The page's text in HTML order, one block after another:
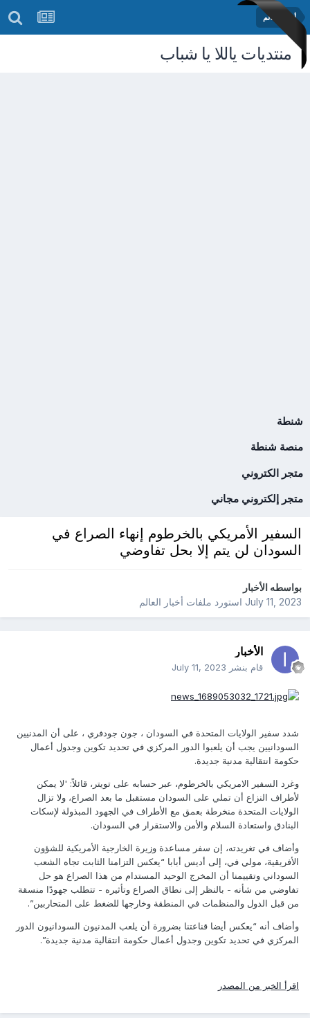
أخبار العالم
منتديات ياللا يا شباب
شنطة
منصة شنطة
متجر الكتروني
متجر إلكتروني مجاني
السفير الأمريكي بالخرطوم إنهاء الصراع في
السودان لن يتم إلا بحل تفاوضي
بواسطهالأخبار
July 11, 2023استورد ملفات أخبار العالم
الأخبار
قام بنشر July 11, 2023
شدد سفير الولايات المتحدة في السودان ، جون جودفري ، على أن المدنيين
السودانيين يجب أن يلعبوا الدور المركزي في تحديد تكوين وجدول أعمال
حكومة انتقالية مدنية جديدة.
وغرد السفير الامريكي بالخرطوم، عبر حسابه على تويتر، قائلاً: 'لا يمكن
لأطراف النزاع أن تملي على السودان مستقبل ما بعد الصراع، ولا تزال
الولايات المتحدة منخرطة بعمق مع الأطراف في الجهود المبذولة لإسكات
البنادق واستعادة السلام والأمن والاستقرار في السودان.
وأضاف في تغريدته، إن سفر مساعدة وزيرة الخارجية الأمريكية للشؤون
الأفريقية، مولي في، إلى أديس أبابا “يعكس التزامنا الثابت تجاه الشعب
السوداني وتقييمنا أن المخرج الوحيد المستدام من هذا الصراع هو حل
تفاوضي من شأنه - بالنظر إلى نطاق الصراع وتأثيره - تتطلب جهودًا منسقة
من قبل الدول والمنظمات في المنطقة وخارجها للضغط على المتحاربين”.
وأضاف أنه “يعكس أيضا قناعتنا بضرورة أن يلعب المدنيون السودانيون الدور
المركزي في تحديد تكوين وجدول أعمال حكومة انتقالية مدنية جديدة”.
اقرأ الخبر من المصدر